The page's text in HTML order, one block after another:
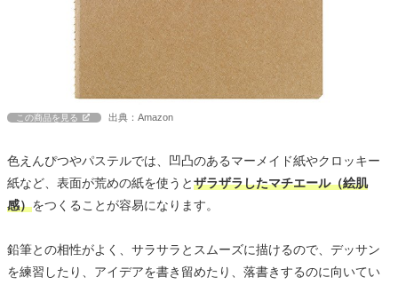
この商品を見る 出典：Amazon
色えんぴつやパステルでは、凹凸のあるマーメイド紙やクロッキー
紙など、表面が荒めの紙を使うとザラザラしたマチエール（絵肌
感）をつくることが容易になります。
鉛筆との相性がよく、サラサラとスムーズに描けるので、デッサン
を練習したり、アイデアを書き留めたり、落書きするのに向いてい